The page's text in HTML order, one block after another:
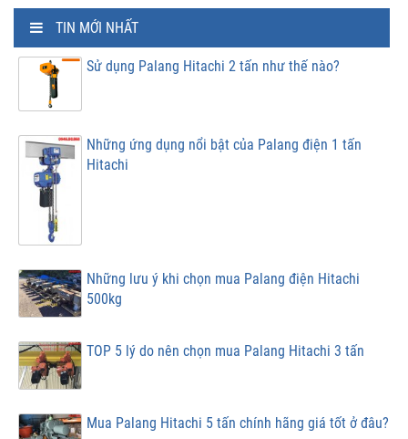
TIN MỚI NHẤT
Sử dụng Palang Hitachi 2 tấn như thế nào?
Những ứng dụng nổi bật của Palang điện 1 tấn
Hitachi
Những lưu ý khi chọn mua Palang điện Hitachi
500kg
TOP 5 lý do nên chọn mua Palang Hitachi 3 tấn
Mua Palang Hitachi 5 tấn chính hãng giá tốt ở đâu?